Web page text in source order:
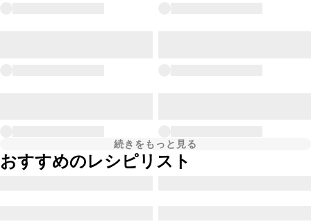
続きをもっと見る
おすすめのレシピリスト